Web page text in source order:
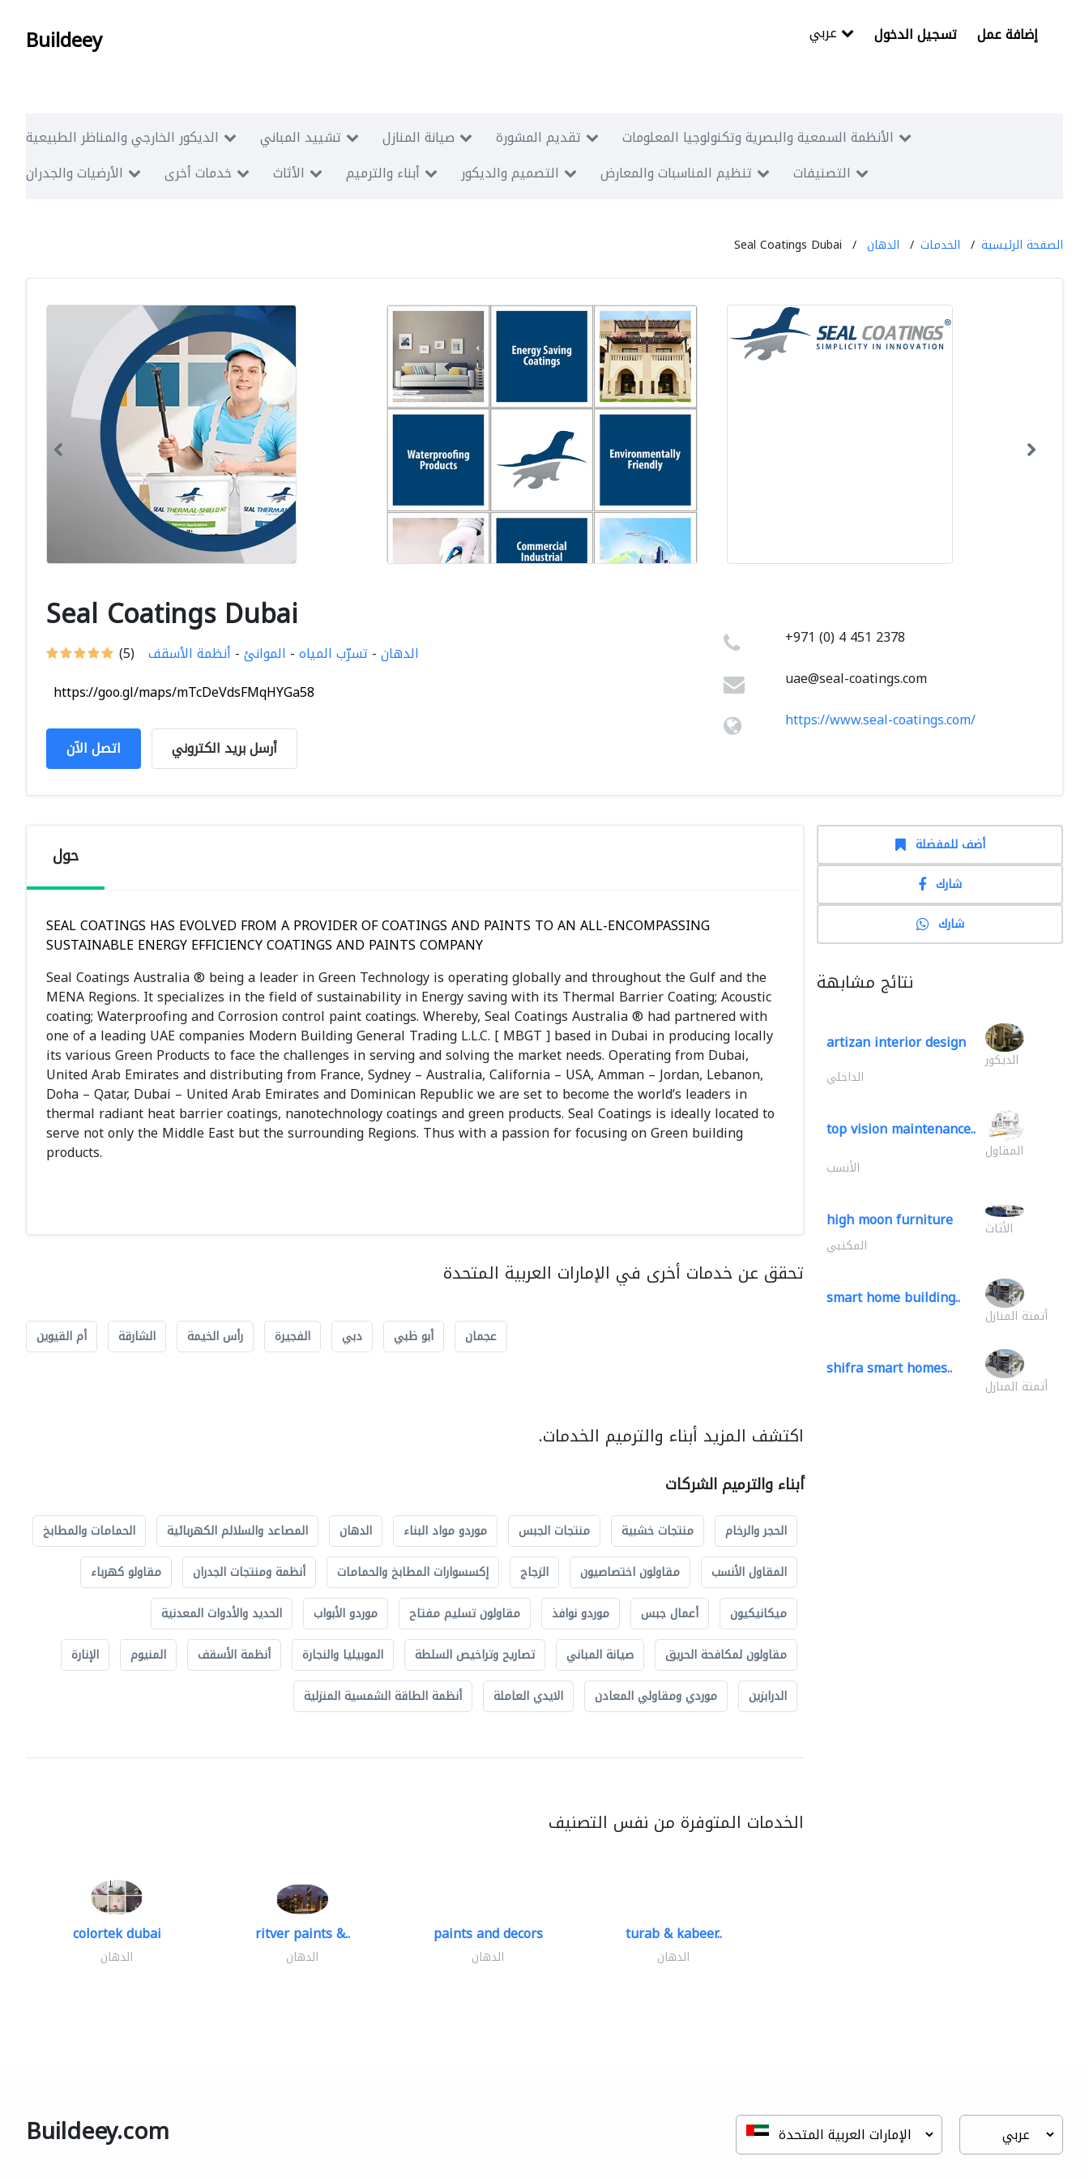
Buildeey تسجيل الدخول إضافة عمل
الديكور الخارجي والمناظر الطبيعية تشييد المباني صيانة المنازل تقديم المشورة
الأنظمة السمعية والبصرية وتكنولوجيا المعلومات
الأرضيات والجدران
خدمات أخرى الأثاث أبناء والترميم التصميم والديكور تنظيم المناسبات والمعارض التصنيفات
الصفحة الرئيسية الخدمات الدهان Seal Coatings Dubai
Seal Coatings Dubai
(5) الدهان- تسرّب المياه- الموانئ- أنظمة الأسقف
https://goo.gl/maps/mTcDeVdsFMqHYGa58
اتصل الآن أرسل بريد الكتروني
+971 (0) 4 451 2378
uae@seal-coatings.com
https://www.seal-coatings.com/
حول
SEAL COATINGS HAS EVOLVED FROM A PROVIDER OF COATINGS AND PAINTS TO AN ALL-ENCOMPASSING
SUSTAINABLE ENERGY EFFICIENCY COATINGS AND PAINTS COMPANY
Seal Coatings Australia ® being a leader in Green Technology is operating globally and throughout the Gulf and the
MENA Regions. It specializes in the field of sustainability in Energy saving with its Thermal Barrier Coating; Acoustic
coating; Waterproofing and Corrosion control paint coatings. Whereby, Seal Coatings Australia ® had partnered with
one of a leading UAE companies Modern Building General Trading L.L.C. [ MBGT ] based in Dubai in producing locally
its various Green Products to face the challenges in serving and solving the market needs. Operating from Dubai,
United Arab Emirates and distributing from France, Sydney – Australia, California – USA, Amman – Jordan, Lebanon,
Doha – Qatar, Dubai – United Arab Emirates and Dominican Republic we are set to become the world’s leaders in
thermal radiant heat barrier coatings, nanotechnology coatings and green products. Seal Coatings is ideally located to
serve not only the Middle East but the surrounding Regions. Thus with a passion for focusing on Green building
products.
تحقق عن خدمات أخرى في الإمارات العربية المتحدة
عجمان أبو ظبي دبي الفجيرة رأس الخيمة الشارقة أم القيوين
اكتشف المزيد أبناء والترميم الخدمات.
أبناء والترميم الشركات
الحجر والرخام منتجات خشبية منتجات الجبس موردو مواد البناء الدهان المصاعد والسلالم الكهربائية
الحمامات والمطابخ
المقاول الأنسب
مقاولون اختصاصيون الزجاج إكسسوارات المطابخ والحمامات أنظمة ومنتجات الجدران
مقاولو كهرباء
ميكانيكيون
أعمال جبس موردو نوافذ مقاولون تسليم مفتاح موردو الأبواب
الحديد والأدوات المعدنية
مقاولون لمكافحة الحريق
صيانة المباني تصاريح وتراخيص السلطة الموبيليا والنجارة أنظمة الأسقف المنيوم
الإنارة
الدرابزين
موردي ومقاولي المعادن الايدي العاملة أنظمة الطاقة الشمسية المنزلية
الخدمات المتوفرة من نفس التصنيف
colortek dubai
الدهان
ritver paints &..
الدهان
paints and decors
الدهان
turab & kabeer..
الدهان
أضف للمفضلة
شارك
شارك
نتائج مشابهة
artizan interior design
الديكور
الداخلي
top vision maintenance..
المقاول
الأنسب
high moon furniture الأثاث
المكتبي
smart home building..
أتمتة المنازل
shifra smart homes..
أتمتة المنازل
Buildeey.com